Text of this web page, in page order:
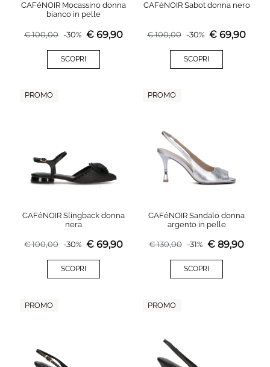
CAFéNOIR Mocassino donna
bianco in pelle
€100,00 -30% € 69,90
SCOPRI
CAFéNOIR Sabot donna nero
€100,00 -30% € 69,90
SCOPRI
PROMO
CAFéNOIR Slingback donna
nera
€100,00 -30% € 69,90
SCOPRI
PROMO
CAFéNOIR Sandalo donna
argento in pelle
€130,00 -31% € 89,90
SCOPRI
PROMO PROMO